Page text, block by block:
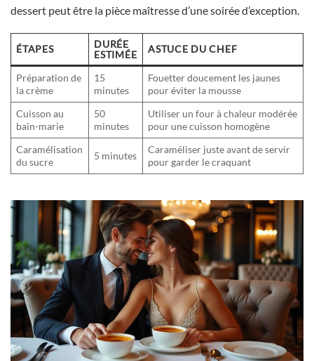
dessert peut être la pièce maîtresse d’une soirée d’exception.
ÉTAPES
DURÉE
ESTIMÉE
ASTUCE DU CHEF
Préparation de
la crème
15
minutes
Fouetter doucement les jaunes
pour éviter la mousse
Cuisson au
bain-marie
50
minutes
Utiliser un four à chaleur modérée
pour une cuisson homogène
Caramélisation
du sucre
5 minutes
Caraméliser juste avant de servir
pour garder le craquant